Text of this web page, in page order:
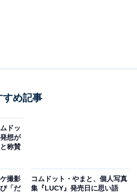
すめ記事
ドッ
想が
称賛
撮影
「だ
コムドット・やまと、個人写真
集『LUCY』発売日に思い語